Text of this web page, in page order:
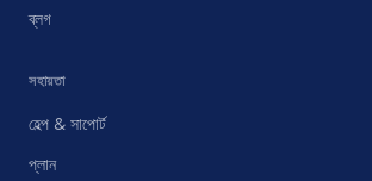
ব্লগ
সহায়তা
হেল্প & সাপোর্ট
প্লান